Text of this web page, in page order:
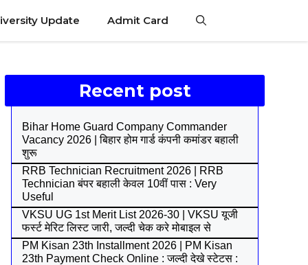
Update Admit Card
Recent post
Bihar Home Guard Company Commander
Vacancy 2026 | बिहार होम गार्ड कंपनी कमांडर बहाली
शुरू
RRB Technician Recruitment 2026 | RRB
Technician बंपर बहाली केवल 10वीं पास : Very
Useful
VKSU UG 1st Merit List 2026-30 | VKSU यूजी
फर्स्ट मेरिट लिस्ट जारी, जल्दी चेक करे मोबाइल से
PM Kisan 23th Installment 2026 | PM Kisan
23th Payment Check Online : जल्दी देखे स्टेटस :